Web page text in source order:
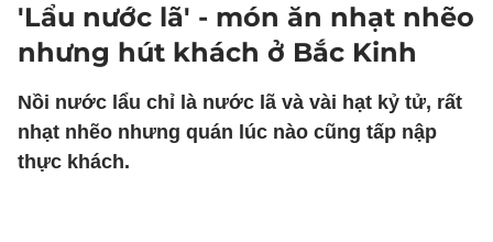
'Lẩu nước lã' - món ăn nhạt nhẽo
nhưng hút khách ở Bắc Kinh
Nồi nước lẩu chỉ là nước lã và vài hạt kỷ tử, rất
nhạt nhẽo nhưng quán lúc nào cũng tấp nập
thực khách.